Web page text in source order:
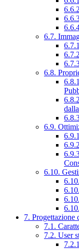
6.7.
6.8.
6.9.
6.10.
7. Progettazione
7.1.
7.2. User